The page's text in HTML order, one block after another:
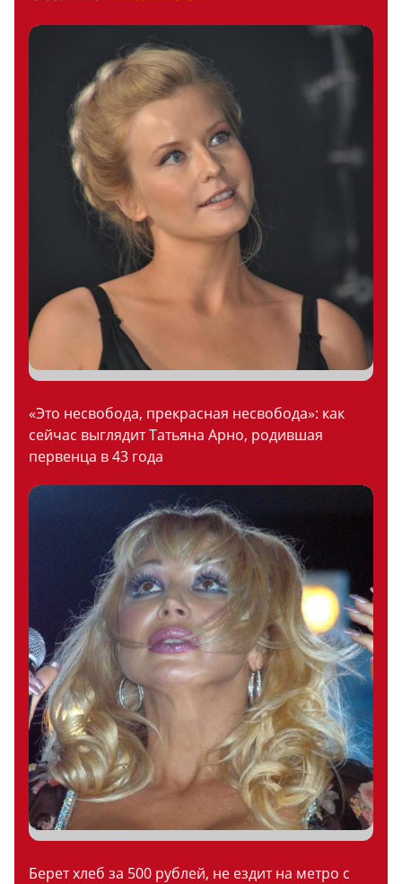
«Это несвобода, прекрасная несвобода»: как
сейчас выглядит Татьяна Арно, родившая
первенца в 43 года
Берет хлеб за 500 рублей, не ездит на метро с